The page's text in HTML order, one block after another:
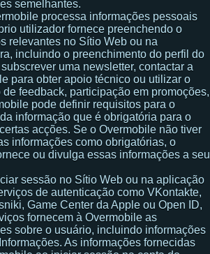
semelhantes.
processa informações pessoais
utilizador fornece preenchendo o
relevantes no Sítio Web ou na
incluindo o preenchimento do perfil do
uma newsletter, contactar a
para obter apoio técnico ou utilizar o
de feedback, participação em promoções,
pode definir requisitos para o
informação que é obrigatória para o
acções. Se o Overmobile não tiver
informações como obrigatórias, o
ou divulga essas informações a seu
sessão no Sítio Web ou na aplicação
de autenticação como VKontakte,
Game Center da Apple ou Open ID,
fornecem à Overmobile as
sobre o usuário, incluindo informações
As informações fornecidas